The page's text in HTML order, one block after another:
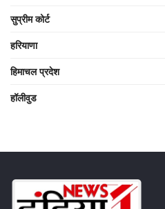
सुप्रीम कोर्ट
हरियाणा
हिमाचल प्रदेश
हॉलीवुड